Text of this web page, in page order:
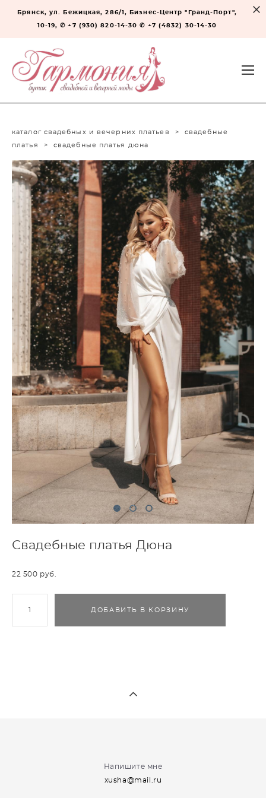
Брянск, ул. Бежицкая, 286/1, Бизнес-Центр "Гранд-Порт",
10-19, ✆ +7 (930) 820-14-30 ✆ +7 (4832) 30-14-30
каталог свадебных и вечерних платьев >
свадебные
платья
> свадебные платья дюна
Свадебные платья Дюна
22 500 pуб.
ДОБАВИТЬ В КОРЗИНУ
Напишите мне
xusha@mail.ru